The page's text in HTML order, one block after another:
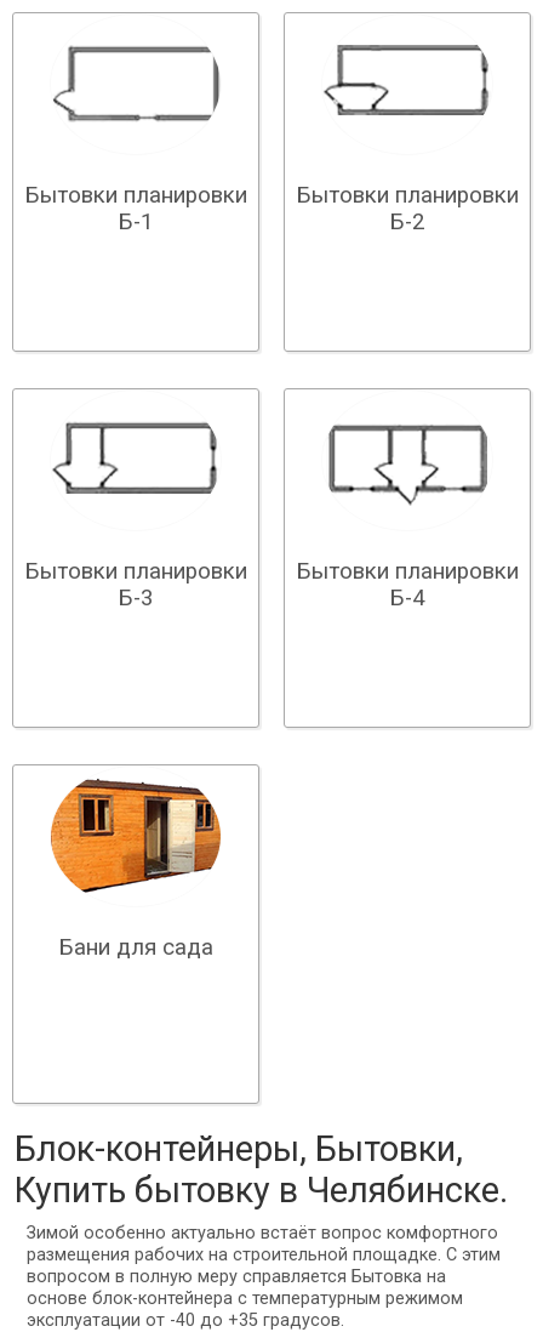
Бытовки планировки
Б-1
Бытовки планировки
Б-2
Бытовки планировки
Б-3
Бытовки планировки
Б-4
Бани для сада
Блок-контейнеры, Бытовки,
Купить бытовку в Челябинске.
Зимой особенно актуально встаёт вопрос комфортного
размещения рабочих на строительной площадке. С этим
вопросом в полную меру справляется Бытовка на
основе блок-контейнера с температурным режимом
эксплуатации от -40 до +35 градусов.